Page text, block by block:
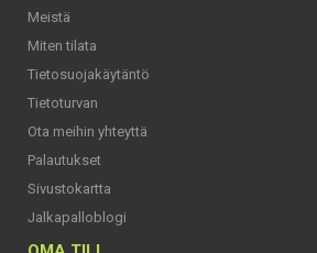
Meistä
Miten tilata
Tietosuojakäytäntö
Tietoturvan
Ota meihin yhteyttä
Palautukset
Sivustokartta
Jalkapalloblogi